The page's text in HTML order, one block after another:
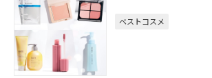
ベストコスメ